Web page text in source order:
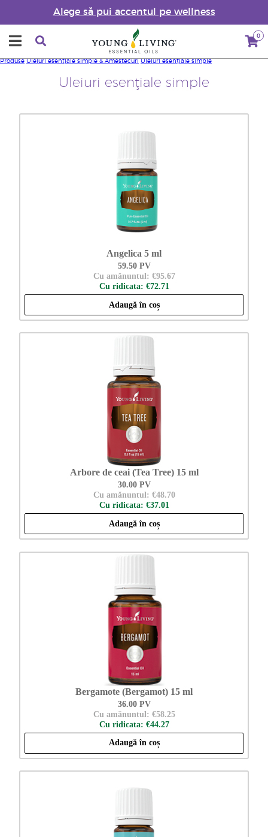
Alege să pui accentul pe wellness
0
Uleiuri esenţiale simple
Produse Uleiuri esenţiale simple & Amestecuri Uleiuri esenţiale simple
Angelica 5 ml
59.50 PV
Cu amănuntul: €95.67
Cu ridicata: €72.71
Adaugă în coș
Arbore de ceai (Tea Tree) 15 ml
30.00 PV
Cu amănuntul: €48.70
Cu ridicata: €37.01
Adaugă în coș
Bergamote (Bergamot) 15 ml
36.00 PV
Cu amănuntul: €58.25
Cu ridicata: €44.27
Adaugă în coș